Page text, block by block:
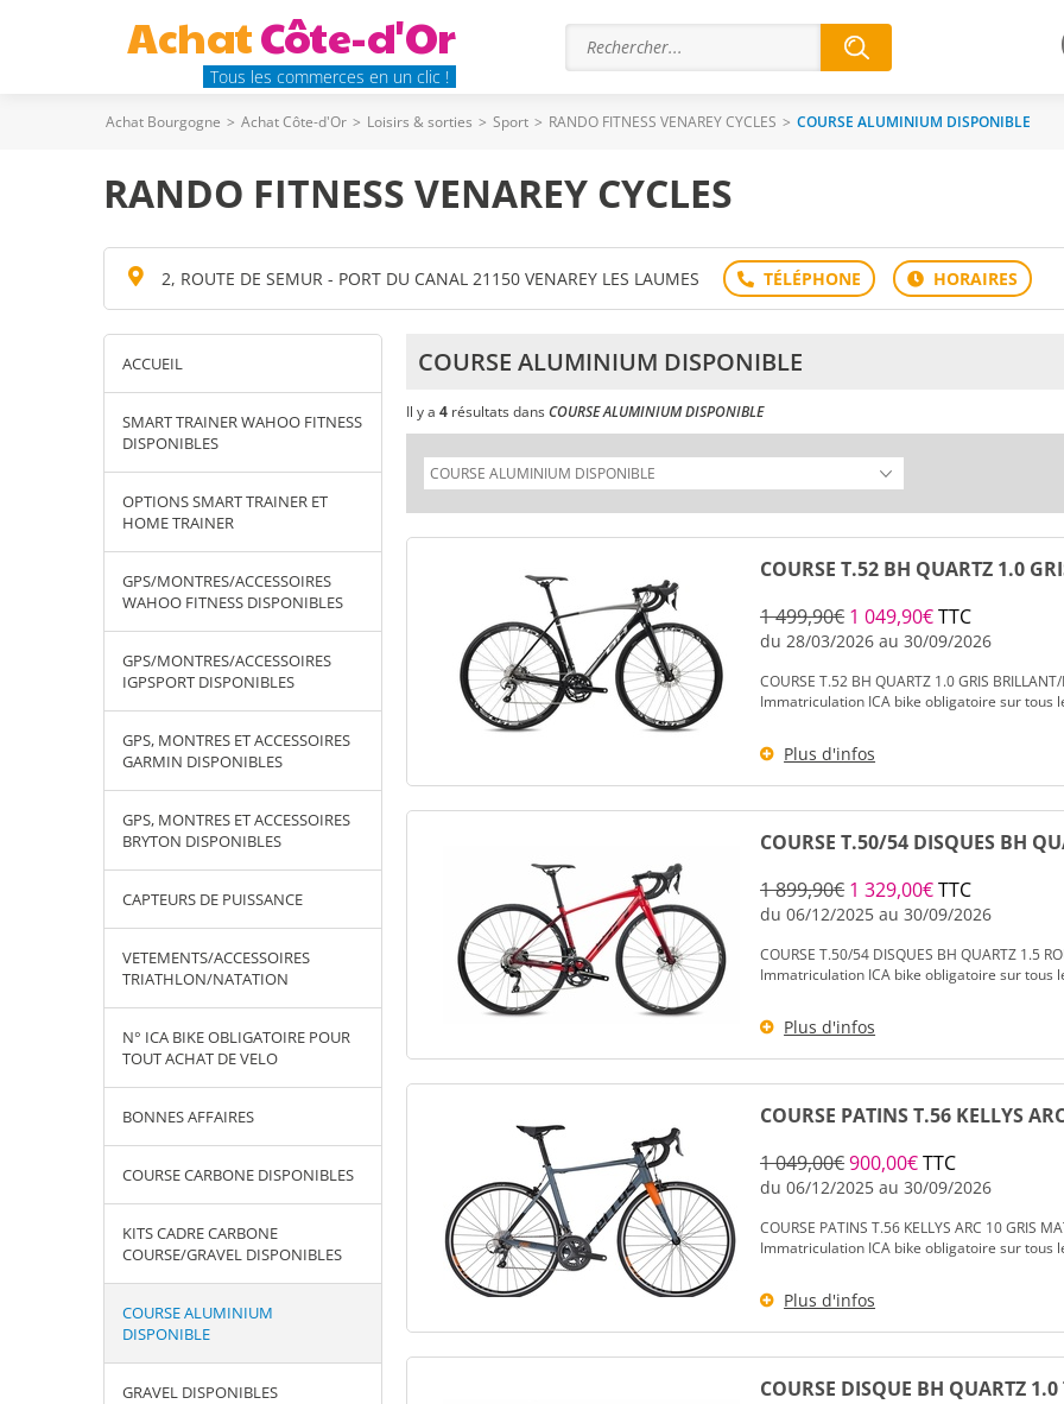
AchatCôte-d'Or
Tous les commerces en un clic !
Achat Bourgogne > Achat Côte-d'Or > Loisirs & sorties > Sport > RANDO FITNESS VENAREY CYCLES > COURSE ALUMINIUM DISPONIBLE
RANDO FITNESS VENAREY CYCLES
2, ROUTE DE SEMUR - PORT DU CANAL 21150 VENAREY LES LAUMES
ACCUEIL
SMART TRAINER WAHOO FITNESS
DISPONIBLES
OPTIONS SMART TRAINER ET
HOME TRAINER
GPS/MONTRES/ACCESSOIRES
WAHOO FITNESS DISPONIBLES
GPS/MONTRES/ACCESSOIRES
IGPSPORT DISPONIBLES
GPS, MONTRES ET ACCESSOIRES
GARMIN DISPONIBLES
GPS, MONTRES ET ACCESSOIRES
BRYTON DISPONIBLES
CAPTEURS DE PUISSANCE
VETEMENTS/ACCESSOIRES
TRIATHLON/NATATION
N° ICA BIKE OBLIGATOIRE POUR
TOUT ACHAT DE VELO
BONNES AFFAIRES
COURSE CARBONE DISPONIBLES
KITS CADRE CARBONE
COURSE/GRAVEL DISPONIBLES
COURSE ALUMINIUM
DISPONIBLE
GRAVEL DISPONIBLES
COURSE ALUMINIUM DISPONIBLE
Il y a 4 résultats dansCOURSE ALUMINIUM DISPONIBLE
COURSE T.52 BH QUARTZ 1.0
1 499,90€ 1 049,90€TTC
du 28/03/2026 au 30/09/2026
COURSE T.52 BH QUARTZ 1.0 GRIS
Immatriculation ICA bike obligatoire sur tous
Plus d'infos
COURSE T.50/54 DISQUES BH
1 899,90€ 1 329,00€TTC
du 06/12/2025 au 30/09/2026
COURSE T.50/54 DISQUES BH QUARTZ 1.5
Immatriculation ICA bike obligatoire sur tous
Plus d'infos
COURSE PATINS T.56 KELLYS
1 049,00€900,00€TTC
du 06/12/2025 au 30/09/2026
COURSE PATINS T.56 KELLYS ARC 10 GRIS
Immatriculation ICA bike obligatoire sur tous
Plus d'infos
COURSE DISQUE BH QUARTZ